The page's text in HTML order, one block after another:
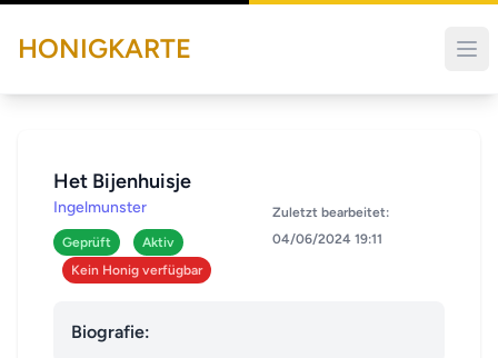
HONIGKARTE
Het Bijenhuisje
Ingelmunster
Geprüft
Aktiv
Kein Honig verfügbar
Zuletzt bearbeitet:
04/06/2024 19:11
Biografie: